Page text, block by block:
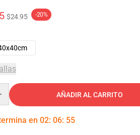
$24.95 -20%
AÑADIR AL CARRITO
en 02: 06: 54